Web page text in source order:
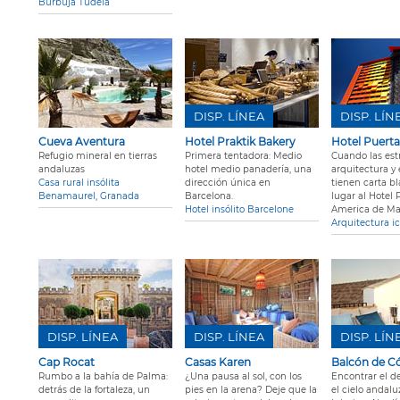
Burbuja Tudela
Cueva Aventura
Refugio mineral en tierras
andaluzas
Casa rural insólita
Benamaurel, Granada
Hotel Praktik Bakery
Primera tentadora: Medio
hotel medio panadería, una
dirección única en
Barcelona.
Hotel insólito Barcelone
DISP. LÍNEA
Hotel
Cuando las
arquitectura y
tienen carta
lugar al Hotel
America de
Arquitectura
DISP.
Cap Rocat
Rumbo a la bahía de Palma:
detrás de la fortaleza, un
DISP. LÍNEA
Casas Karen
¿Una pausa al sol, con los
pies en la arena? Deje que la
DISP. LÍNEA
Balcón de
Encontrar el
el cielo
DISP.